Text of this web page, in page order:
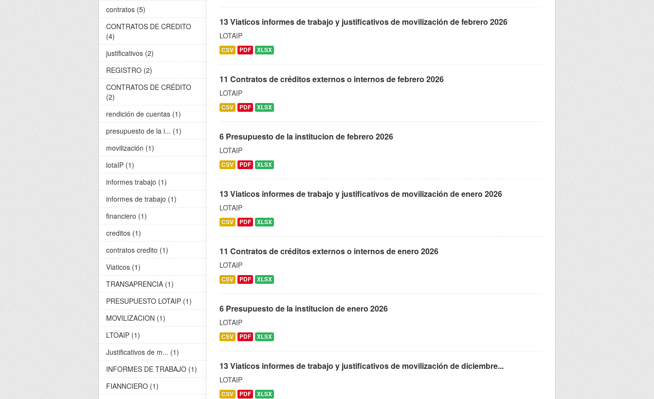
13 Viaticos informes de trabajo y justificativos de movilización de febrero 2026
LOTAIP
CSV PDF XLSX
11 Contratos de créditos externos o internos de febrero 2026
LOTAIP
CSV PDF XLSX
6 Presupuesto de la institucion de febrero 2026
LOTAIP
CSV PDF XLSX
13 Viaticos informes de trabajo y justificativos de movilización de enero 2026
LOTAIP
CSV PDF XLSX
11 Contratos de créditos externos o internos de enero 2026
LOTAIP
CSV PDF XLSX
6 Presupuesto de la institucion de enero 2026
LOTAIP
CSV PDF XLSX
13 Viaticos informes de trabajo y justificativos de movilización de diciembre...
LOTAIP
CSV PDF XLSX
contratos (5)
CONTRATOS DE CREDITO
(4)
justificativos (2)
REGISTRO (2)
CONTRATOS DE CRÉDITO
(2)
rendición de cuentas (1)
presupuesto de la i... (1)
movilización (1)
lotaIP (1)
informes trabajo (1)
informes de trabajo (1)
financiero (1)
creditos (1)
contratos credito (1)
Viaticos (1)
TRANSAPRENCIA (1)
PRESUPUESTO LOTAIP (1)
MOVILIZACION (1)
LTOAIP (1)
Justificativos de m... (1)
INFORMES DE TRABAJO (1)
FIANNCIERO (1)